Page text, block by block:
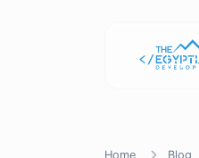
Home Blog